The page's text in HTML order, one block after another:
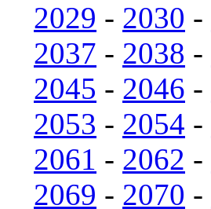
2029 - 2030 -
2037 - 2038 -
2045 - 2046 -
2053 - 2054 -
2061 - 2062 -
2069 - 2070 -